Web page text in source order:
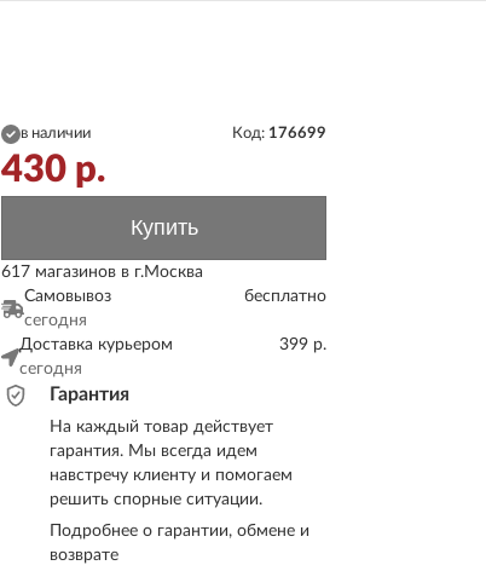
в наличии Код: 176699
430 р.
Купить
617 магазинов в г.Москва
Самовывоз
сегодня
бесплатно
Доставка курьером
сегодня
399 р.
Гарантия
На каждый товар действует
гарантия. Мы всегда идем
навстречу клиенту и помогаем
решить спорные ситуации.
Подробнее о гарантии, обмене и
возврате